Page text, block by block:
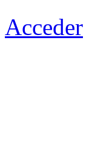
Acceder